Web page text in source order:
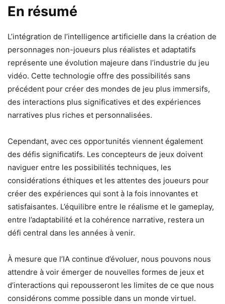
En résumé
L’intégration de l’intelligence artificielle dans la création de
personnages non-joueurs plus réalistes et adaptatifs
représente une évolution majeure dans l’industrie du jeu
vidéo. Cette technologie offre des possibilités sans
précédent pour créer des mondes de jeu plus immersifs,
des interactions plus significatives et des expériences
narratives plus riches et personnalisées.
Cependant, avec ces opportunités viennent également
des défis significatifs. Les concepteurs de jeux doivent
naviguer entre les possibilités techniques, les
considérations éthiques et les attentes des joueurs pour
créer des expériences qui sont à la fois innovantes et
satisfaisantes. L’équilibre entre le réalisme et le gameplay,
entre l’adaptabilité et la cohérence narrative, restera un
défi central dans les années à venir.
À mesure que l’IA continue d’évoluer, nous pouvons nous
attendre à voir émerger de nouvelles formes de jeux et
d’interactions qui repousseront les limites de ce que nous
considérons comme possible dans un monde virtuel.